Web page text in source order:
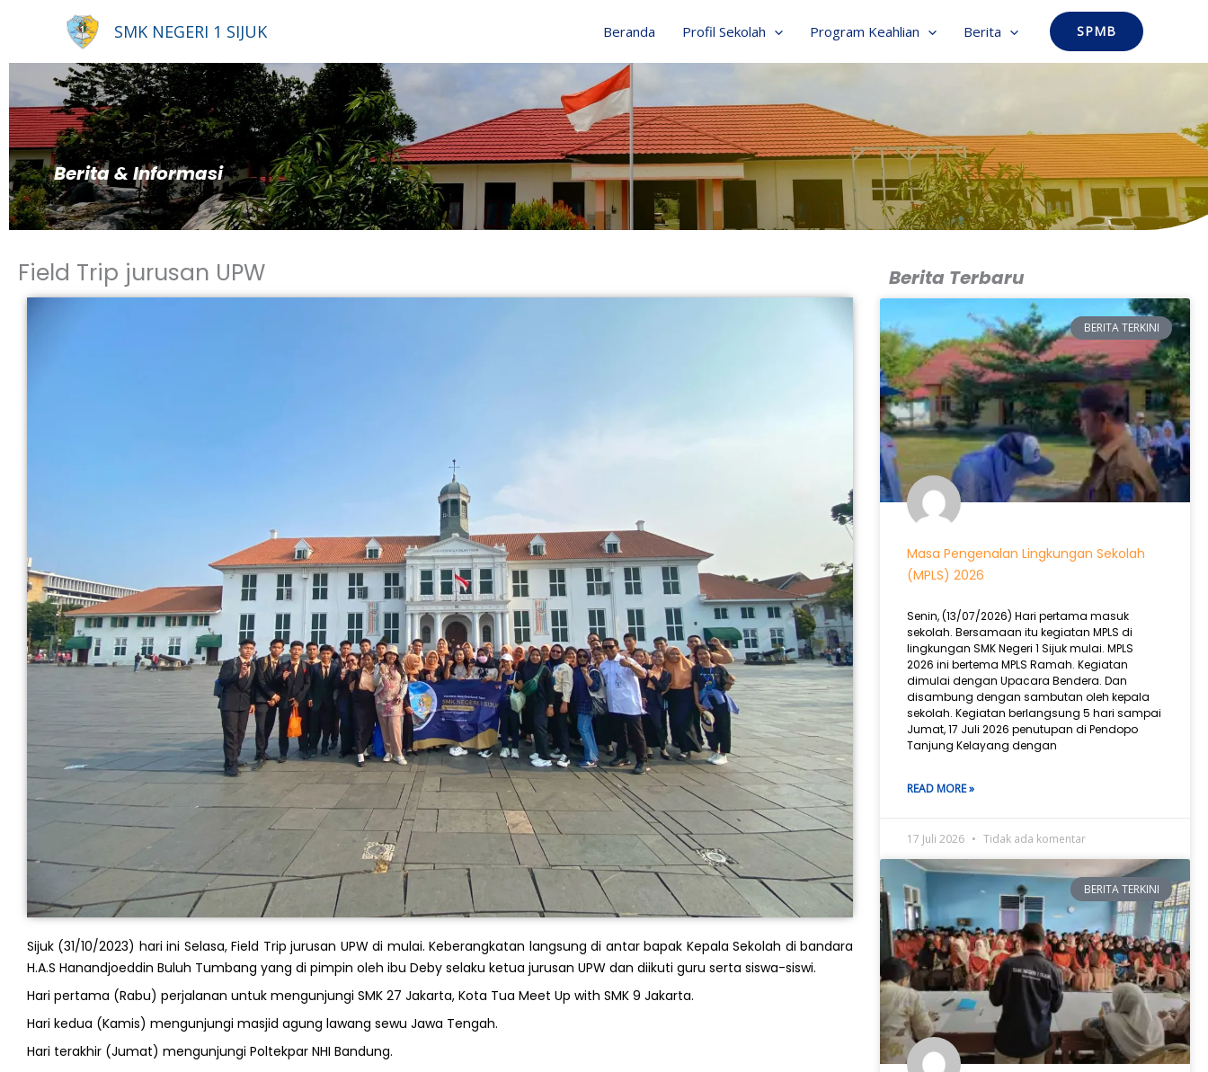
SMK NEGERI 1 SIJUK Beranda Profil Sekolah Program Keahlian Berita SPMB
Berita & Informasi
Field Trip jurusan UPW
Sijuk (31/10/2023) hari ini Selasa, Field Trip jurusan UPW di mulai. Keberangkatan langsung di antar bapak Kepala Sekolah di bandara
H.A.S Hanandjoeddin Buluh Tumbang yang di pimpin oleh ibu Deby selaku ketua jurusan UPW dan diikuti guru serta siswa-siswi.
Hari pertama (Rabu) perjalanan untuk mengunjungi SMK 27 Jakarta, Kota Tua Meet Up with SMK 9 Jakarta.
Hari kedua (Kamis) mengunjungi masjid agung lawang sewu Jawa Tengah.
Hari terakhir (Jumat) mengunjungi Poltekpar NHI Bandung.
Berita Terbaru
BERITA TERKINI
Masa Pengenalan Lingkungan Sekolah
(MPLS) 2026
Senin, (13/07/2026) Hari pertama masuk
sekolah. Bersamaan itu kegiatan MPLS di
lingkungan SMK Negeri 1 Sijuk mulai. MPLS
2026 ini bertema MPLS Ramah. Kegiatan
dimulai dengan Upacara Bendera. Dan
disambung dengan sambutan oleh kepala
sekolah. Kegiatan berlangsung 5 hari sampai
Jumat, 17 Juli 2026 penutupan di Pendopo
Tanjung Kelayang dengan
READ MORE »
17 Juli 2026 Tidak ada komentar
BERITA TERKINI